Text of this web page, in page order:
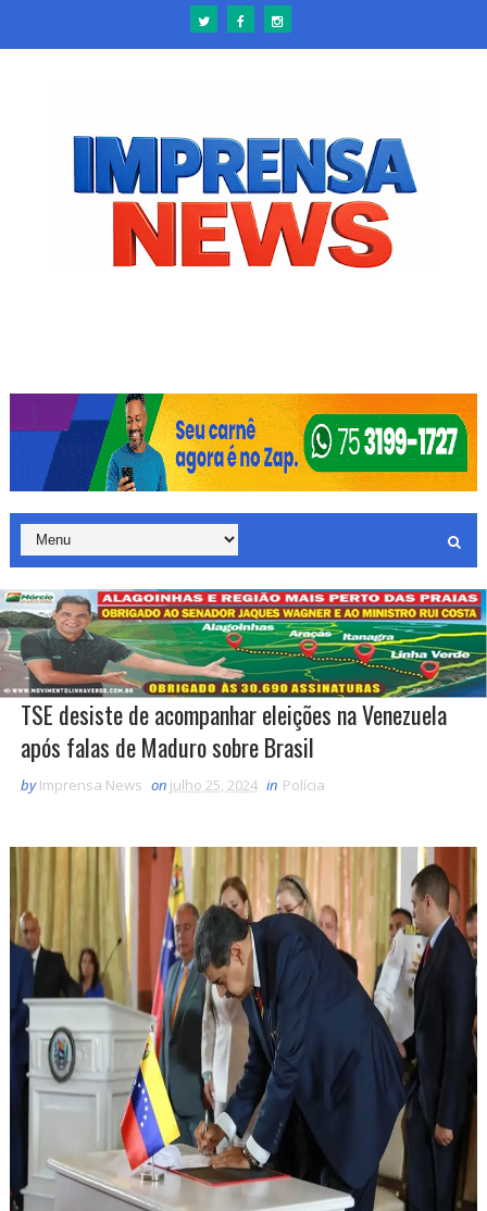
TSE desiste de acompanhar eleições na Venezuela
após falas de Maduro sobre Brasil
by Imprensa News on julho 25, 2024 in Polícia